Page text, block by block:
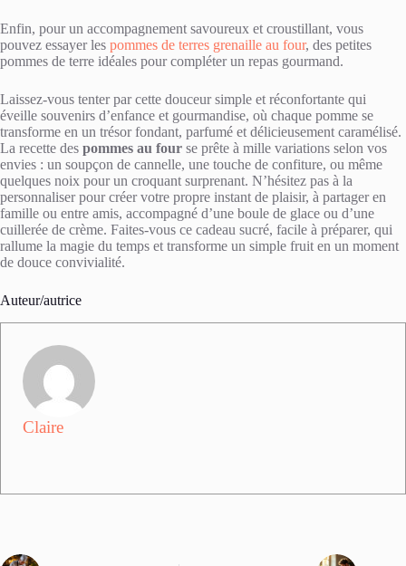
Enfin, pour un accompagnement savoureux et croustillant, vous
pouvez essayer les pommes de terres grenaille au four, des petites
pommes de terre idéales pour compléter un repas gourmand.
Laissez-vous tenter par cette douceur simple et réconfortante qui
éveille souvenirs d’enfance et gourmandise, où chaque pomme se
transforme en un trésor fondant, parfumé et délicieusement caramélisé.
La recette des pommes au four se prête à mille variations selon vos
envies : un soupçon de cannelle, une touche de confiture, ou même
quelques noix pour un croquant surprenant. N’hésitez pas à la
personnaliser pour créer votre propre instant de plaisir, à partager en
famille ou entre amis, accompagné d’une boule de glace ou d’une
cuillerée de crème. Faites-vous ce cadeau sucré, facile à préparer, qui
rallume la magie du temps et transforme un simple fruit en un moment
de douce convivialité.
Auteur/autrice
Claire